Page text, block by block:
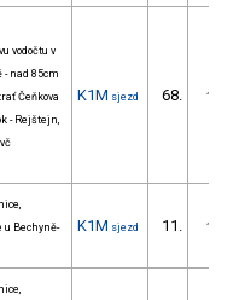
vodočtu v
- nad 85cm
Čeňkova
- Rejštejn,
K1M sjezd 68. 1/ZM
u Bechyně-
K1M sjezd 11. 1/ZM